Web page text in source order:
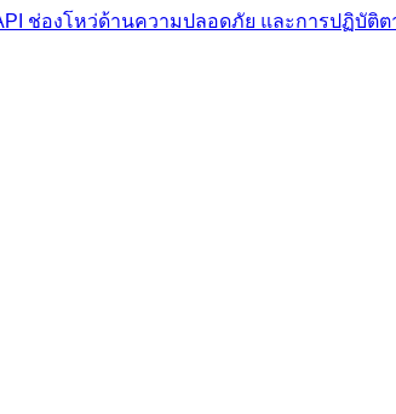
ช่องโหว่ด้านความปลอดภัย และการปฏิบั